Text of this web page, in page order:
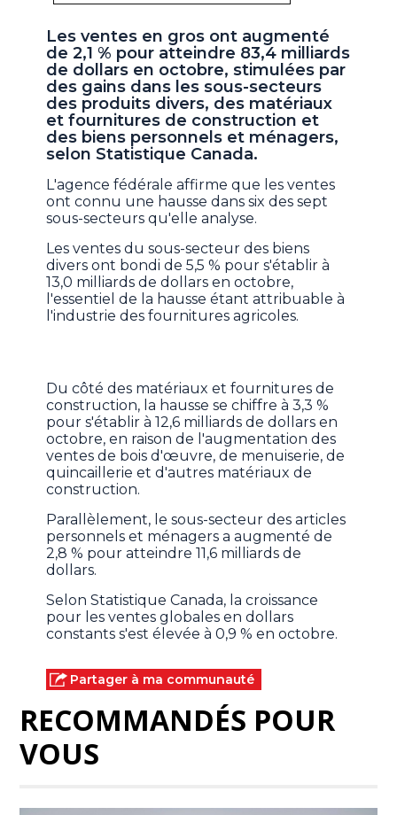
Les ventes en gros ont augmenté
de 2,1 % pour atteindre 83,4 milliards
de dollars en octobre, stimulées par
des gains dans les sous-secteurs
des produits divers, des matériaux
et fournitures de construction et
des biens personnels et ménagers,
selon Statistique Canada.
L'agence fédérale affirme que les ventes
ont connu une hausse dans six des sept
sous-secteurs qu'elle analyse.
Les ventes du sous-secteur des biens
divers ont bondi de 5,5 % pour s'établir à
13,0 milliards de dollars en octobre,
l'essentiel de la hausse étant attribuable à
l'industrie des fournitures agricoles.
Du côté des matériaux et fournitures de
construction, la hausse se chiffre à 3,3 %
pour s'établir à 12,6 milliards de dollars en
octobre, en raison de l'augmentation des
ventes de bois d'œuvre, de menuiserie, de
quincaillerie et d'autres matériaux de
construction.
Parallèlement, le sous-secteur des articles
personnels et ménagers a augmenté de
2,8 % pour atteindre 11,6 milliards de
dollars.
Selon Statistique Canada, la croissance
pour les ventes globales en dollars
constants s'est élevée à 0,9 % en octobre.
Partager à ma communauté
RECOMMANDÉS POUR
VOUS